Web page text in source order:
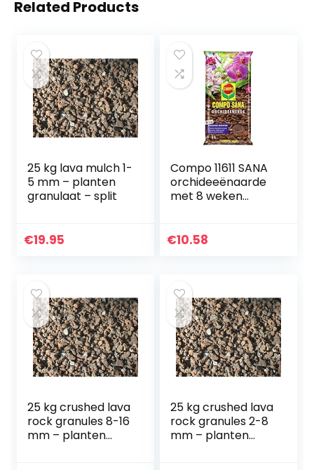
Related Products
25 kg lava mulch 1-
5 mm – planten
granulaat – split
€19.95
Compo 11611 SANA
orchideeënaarde
met 8 weken
n, cultuursubstraat
€10.58
25 kg crushed lava
rock granules 8-16
mm – planten
25 kg crushed lava
rock granules 2-8
mm – planten